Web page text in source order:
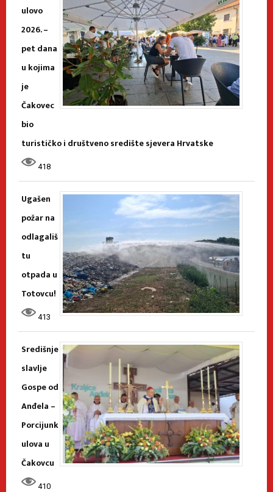
ulovo
2026. –
pet dana
u kojima
je
Čakovec
bio
turističko i društveno središte sjevera Hrvatske
418
Ugašen
požar na
odlagališ
tu
otpada u
Totovcu!
413
Središnje
slavlje
Gospe od
Anđela –
Porcijunk
ulova u
Čakovcu
410